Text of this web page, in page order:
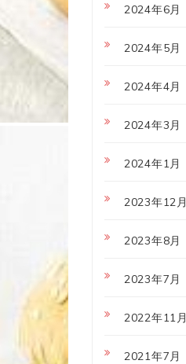
2024年6月
2024年5月
2024年4月
2024年3月
2024年1月
2023年12月
2023年8月
2023年7月
2022年11月
2021年7月